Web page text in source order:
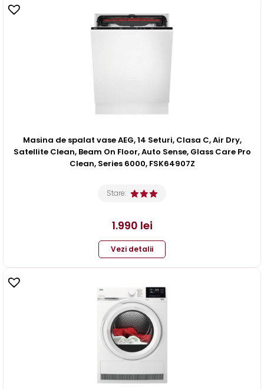
Masina de spalat vase AEG, 14 Seturi, Clasa C, Air Dry,
Satellite Clean, Beam On Floor, Auto Sense, Glass Care Pro
Clean, Series 6000, FSK64907Z
Stare:
1.990 lei
Vezi detalii